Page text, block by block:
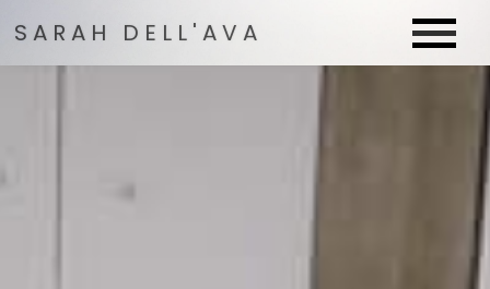
SARAH DELL'AVA
SARAH DELL'AVA